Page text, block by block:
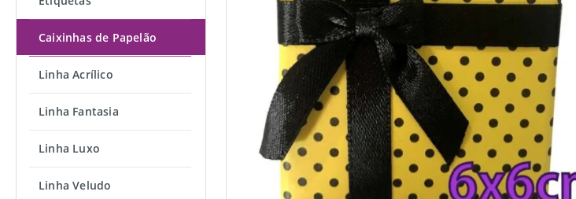
Caixinhas de Papelão
Linha Acrílico
Linha Fantasia
Linha Luxo
Linha Veludo